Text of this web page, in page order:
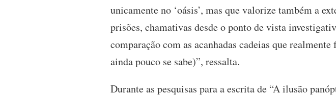
unicamente no ‘oásis’, mas que valorize também a
prisões, chamativas desde o ponto de vista
comparação com as acanhadas cadeias que
ainda pouco se sabe)”, ressalta.
Durante as pesquisas para a escrita de “A ilusão